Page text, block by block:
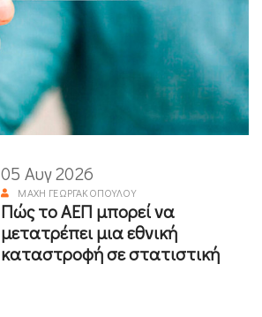
05 Αυγ 2026
ΜΆΧΗ ΓΕΩΡΓΑΚΟΠΟΎΛΟΥ
Πώς το ΑΕΠ μπορεί να
μετατρέπει μια εθνική
καταστροφή σε στατιστική